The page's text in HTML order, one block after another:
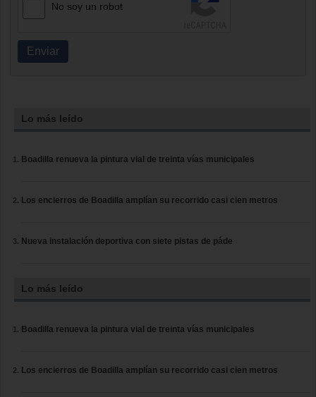
No soy un robot
Enviar
Lo más leído
Boadilla renueva la pintura vial de treinta vías municipales
Los encierros de Boadilla amplían su recorrido casi cien metros
Nueva instalación deportiva con siete pistas de páde
Lo más leído
Boadilla renueva la pintura vial de treinta vías municipales
Los encierros de Boadilla amplían su recorrido casi cien metros